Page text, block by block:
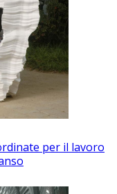
per il lavoro